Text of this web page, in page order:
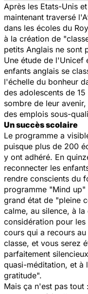
Après les Etats-Unis
maintenant traversé
dans les écoles du
à la création de
petits Anglais ne sont
Une étude de l'Unicef
enfants anglais se
l'échelle du bonheur
des adolescents de
sombre de leur
des emplois sous-
Un succès scolaire
Le programme a
puisque plus de 200
y ont adhéré. En
reconnecter les
rendre conscients du
programme "Mind
grand état de "pleine
calme, au silence, à
considération pour les
cours qui a recours
classe, et vous serez
parfaitement
quasi-méditation, et à
gratitude".
Mais ça n'est pas tout